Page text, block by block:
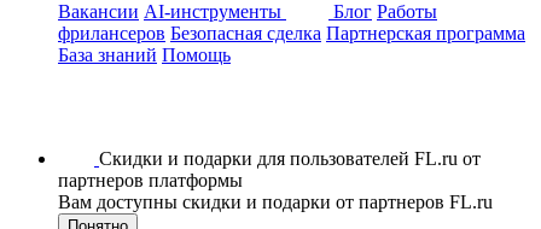
Вакансии AI-инструменты Блог Работы
фрилансеров Безопасная сделка Партнерская программа
База знаний Помощь
Скидки и подарки для пользователей FL.ru от
партнеров платформы
Вам доступны скидки и подарки от партнеров FL.ru